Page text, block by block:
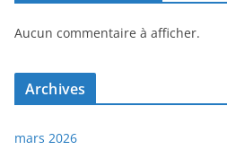
Aucun commentaire à afficher.
Archives
mars 2026